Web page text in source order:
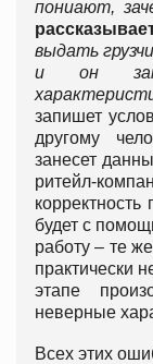
пониают,
выдать
и он
запишет
другому
занесет
ритейл-
будет с
работу – те
практически
этапе
неверные
Всех этих